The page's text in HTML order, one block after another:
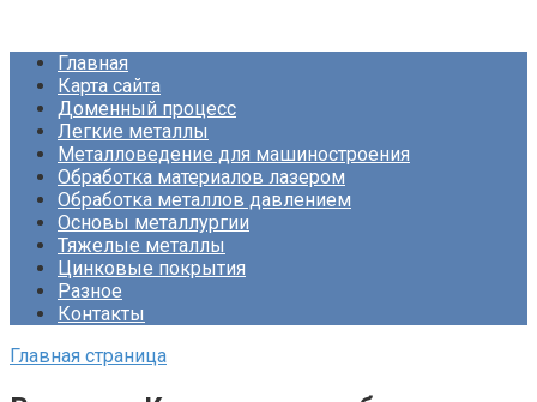
контентуГлавная
Карта сайта
Доменный процесс
Легкие металлы
Металловедение для машиностроения
Обработка материалов лазером
Обработка металлов давлением
Основы металлургии
Тяжелые металлы
Цинковые покрытия
Разное
Контакты
Главная страница